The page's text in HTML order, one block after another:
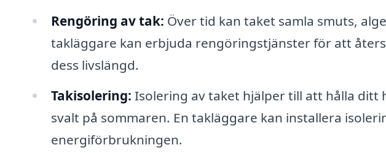
Rengöring av tak: Över tid kan taket samla smuts,
takläggare kan erbjuda rengöringstjänster för att
dess livslängd.
Takisolering: Isolering av taket hjälper till att hålla ditt
svalt på sommaren. En takläggare kan installera
energiförbrukningen.